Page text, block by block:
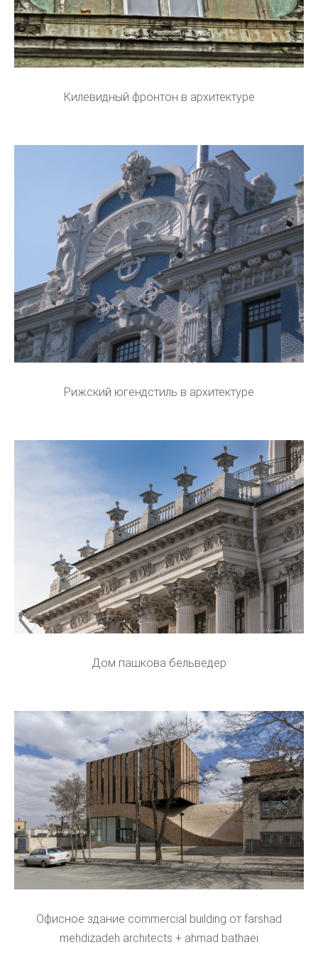
Килевидный фронтон в архитектуре
Рижский югендстиль в архитектуре
Дом пашкова бельведер
Офисное здание commercial building от farshad
mehdizadeh architects + ahmad bathaei